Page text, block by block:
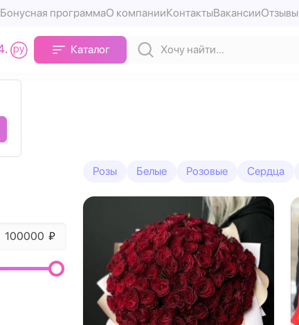
Бонусная программаО компанииКонтактыВакансииОтзывы
Каталог
₽
Розы Белые Розовые Сердца